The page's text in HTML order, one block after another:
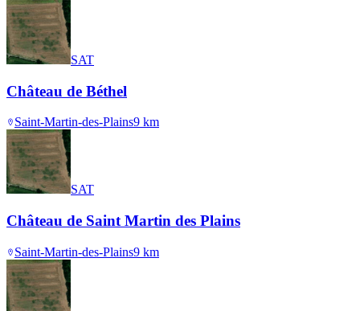
SAT
Château de Béthel
Saint-Martin-des-Plains9 km
SAT
Château de Saint Martin des Plains
Saint-Martin-des-Plains9 km